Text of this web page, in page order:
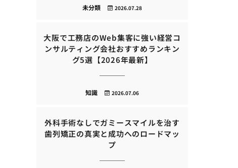
2026.07.28
未分類
大阪で工務店のWeb集客に強い経営コ
ンサルティング会社おすすめランキン
グ5選【2026年最新】
2026.07.06
知識
外科手術なしでガミースマイルを治す
歯列矯正の真実と成功へのロードマッ
プ